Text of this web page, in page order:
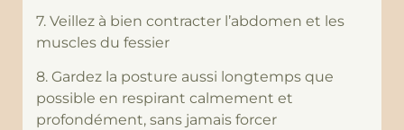
7. Veillez à bien contracter l’abdomen et les
muscles du fessier
8. Gardez la posture aussi longtemps que
possible en respirant calmement et
profondément, sans jamais forcer